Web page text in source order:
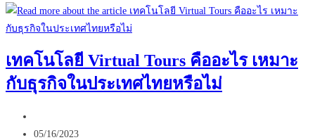
เคล็ด
ลับ
ทำให้
ร้าน
ติด
เทคโนโลยี Virtual Tours คืออะไร เหมาะ
กับธุรกิจในประเทศไทยหรือไม่
author:
Post
05/16/2023